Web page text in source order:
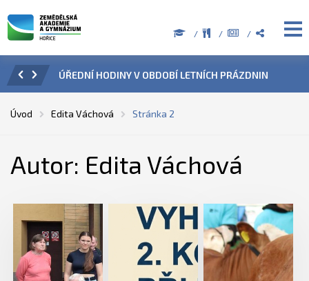
ÚŘEDNÍ HODINY V OBDOBÍ LETNÍCH PRÁZDNIN
Úvod Edita Váchová Stránka 2
Autor: Edita Váchová